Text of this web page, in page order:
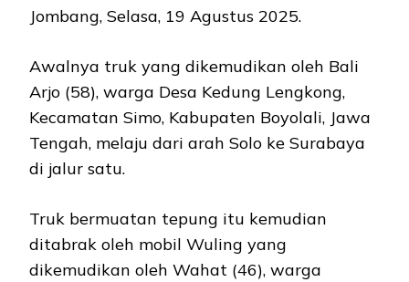
Jombang, Selasa, 19 Agustus 2025.
Awalnya truk yang dikemudikan oleh Bali
Arjo (58), warga Desa Kedung Lengkong,
Kecamatan Simo, Kabupaten Boyolali, Jawa
Tengah, melaju dari arah Solo ke Surabaya
di jalur satu.
Truk bermuatan tepung itu kemudian
ditabrak oleh mobil Wuling yang
dikemudikan oleh Wahat (46), warga